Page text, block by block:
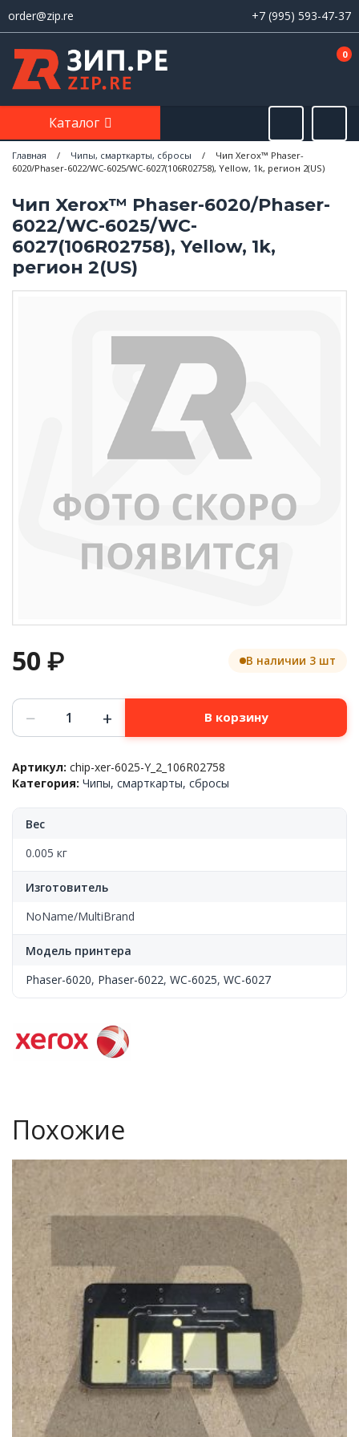
order@zip.re +7 (995) 593-47-37
0
Каталог
Главная / Чипы, смарткарты, сбросы /
Чип Xerox™ Phaser-
6020/Phaser-6022/WC-6025/WC-6027(106R02758), Yellow, 1k, регион 2(US)
Чип Xerox™ Phaser-6020/Phaser-
6022/WC-6025/WC-
6027(106R02758), Yellow, 1k,
регион 2(US)
50 ₽ В наличии 3 шт
Количество
товара
Чип
Phaser-
6020/Phaser-
6025/WC-
Yellow,
регион
− + В корзину
Артикул: chip-xer-6025-Y_2_106R02758
Категория: Чипы, смарткарты, сбросы
Вес
0.005 кг
Изготовитель
NoName/MultiBrand
Модель принтера
Phaser-6020, Phaser-6022, WC-6025, WC-6027
Похожие